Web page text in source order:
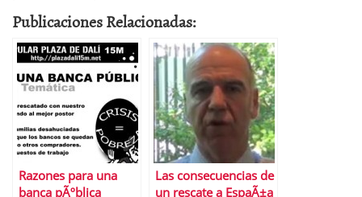
Publicaciones Relacionadas:
Razones para una
banca pÃºblica
Las consecuencias de
un rescate a EspaÃ±a